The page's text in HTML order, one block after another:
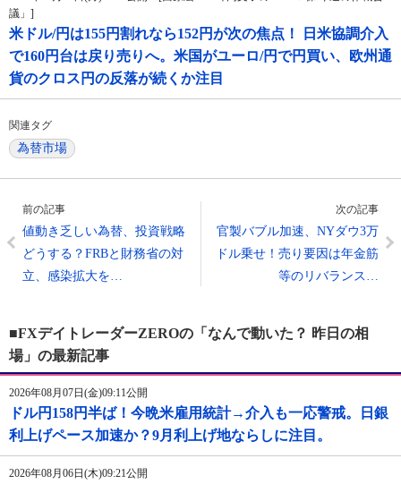
議」]
米ドル/円は155円割れなら152円が次の焦点！ 日米協調介入
で160円台は戻り売りへ。米国がユーロ/円で円買い、欧州通
貨のクロス円の反落が続くか注目
関連タグ
為替市場
前の記事
値動き乏しい為替、投資戦略
どうする？FRBと財務省の対
立、感染拡大を…
次の記事
官製バブル加速、NYダウ3万
ドル乗せ！売り要因は年金筋
等のリバランス…
■FXデイトレーダーZEROの「なんで動いた？ 昨日の相
場」の最新記事
2026年08月07日(金)09:11公開
ドル円158円半ば！今晩米雇用統計→介入も一応警戒。日銀
利上げペース加速か？9月利上げ地ならしに注目。
2026年08月06日(木)09:21公開